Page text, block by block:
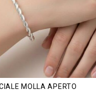
MOLLA APERTO